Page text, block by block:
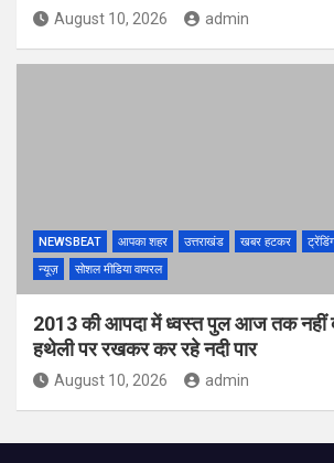
August 10, 2026 admin
NEWSBEAT आपका शहर उत्तराखंड खबर हटकर
न्यूज़
सोशल मीडिया वायरल
2013 की आपदा में ध्वस्त पुल आज तक नहीं
हथेली पर रखकर कर रहे नदी पार
August 10, 2026 admin